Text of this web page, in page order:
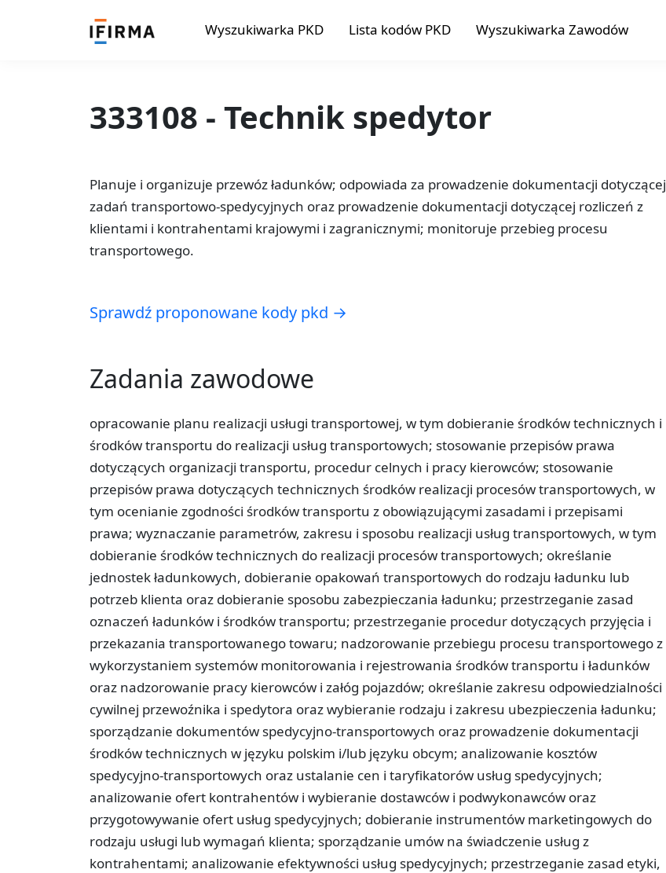
Wyszukiwarka PKD Lista kodów PKD Wyszukiwarka Zawodów
333108 - Technik spedytor
Planuje i organizuje przewóz ładunków; odpowiada za prowadzenie dokumentacji dotyczącej
zadań transportowo-spedycyjnych oraz prowadzenie dokumentacji dotyczącej rozliczeń z
klientami i kontrahentami krajowymi i zagranicznymi; monitoruje przebieg procesu
transportowego.
Sprawdź proponowane kody pkd →
Zadania zawodowe
opracowanie planu realizacji usługi transportowej, w tym dobieranie środków technicznych i
środków transportu do realizacji usług transportowych; stosowanie przepisów prawa
dotyczących organizacji transportu, procedur celnych i pracy kierowców; stosowanie
przepisów prawa dotyczących technicznych środków realizacji procesów transportowych, w
tym ocenianie zgodności środków transportu z obowiązującymi zasadami i przepisami
prawa; wyznaczanie parametrów, zakresu i sposobu realizacji usług transportowych, w tym
dobieranie środków technicznych do realizacji procesów transportowych; określanie
jednostek ładunkowych, dobieranie opakowań transportowych do rodzaju ładunku lub
potrzeb klienta oraz dobieranie sposobu zabezpieczania ładunku; przestrzeganie zasad
oznaczeń ładunków i środków transportu; przestrzeganie procedur dotyczących przyjęcia i
przekazania transportowanego towaru; nadzorowanie przebiegu procesu transportowego z
wykorzystaniem systemów monitorowania i rejestrowania środków transportu i ładunków
oraz nadzorowanie pracy kierowców i załóg pojazdów; określanie zakresu odpowiedzialności
cywilnej przewoźnika i spedytora oraz wybieranie rodzaju i zakresu ubezpieczenia ładunku;
sporządzanie dokumentów spedycyjno-transportowych oraz prowadzenie dokumentacji
środków technicznych w języku polskim i/lub języku obcym; analizowanie kosztów
spedycyjno-transportowych oraz ustalanie cen i taryfikatorów usług spedycyjnych;
analizowanie ofert kontrahentów i wybieranie dostawców i podwykonawców oraz
przygotowywanie ofert usług spedycyjnych; dobieranie instrumentów marketingowych do
rodzaju usługi lub wymagań klienta; sporządzanie umów na świadczenie usług z
kontrahentami; analizowanie efektywności usług spedycyjnych; przestrzeganie zasad etyki,